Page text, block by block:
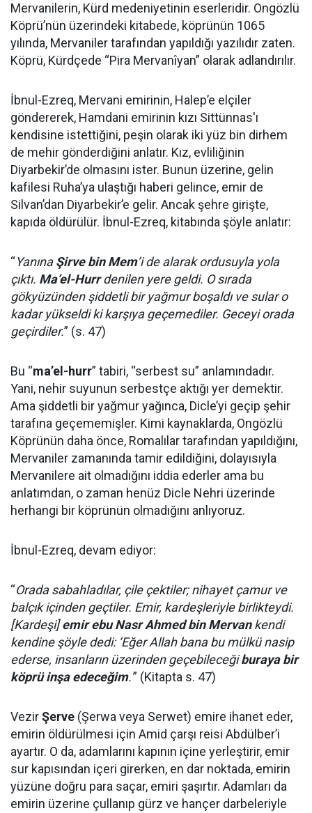
Mervanilerin, Kürd medeniyetinin eserleridir. Ongözlü
Köprü’nün üzerindeki kitabede, köprünün 1065
yılında, Mervaniler tarafından yapıldığı yazılıdır zaten.
Köprü, Kürdçede “Pira Mervanîyan” olarak adlandırılır.
İbnul-Ezreq, Mervani emirinin, Halep’e elçiler
göndererek, Hamdani emirinin kızı Sittünnas'ı
kendisine istettiğini, peşin olarak iki yüz bin dirhem
de mehir gönderdiğini anlatır. Kız, evliliğinin
Diyarbekir’de olmasını ister. Bunun üzerine, gelin
kafilesi Ruha’ya ulaştığı haberi gelince, emir de
Silvan’dan Diyarbekir’e gelir. Ancak şehre girişte,
kapıda öldürülür. İbnul-Ezreq, kitabında şöyle anlatır:
“YanınaŞirve bin Mem’i de alarak ordusuyla yola
çıktı. Ma’el-Hurrdenilen yere geldi. O sırada
gökyüzünden şiddetli bir yağmur boşaldı ve sular o
kadar yükseldi ki karşıya geçemediler. Geceyi orada
geçirdiler.” (s. 47)
Bu “ma’el-hurr” tabiri, “serbest su” anlamındadır.
Yani, nehir suyunun serbestçe aktığı yer demektir.
Ama şiddetli bir yağmur yağınca, Dicle’yi geçip şehir
tarafına geçememişler. Kimi kaynaklarda, Ongözlü
Köprünün daha önce, Romalılar tarafından yapıldığını,
Mervaniler zamanında tamir edildiğini, dolayısıyla
Mervanilere ait olmadığını iddia ederler ama bu
anlatımdan, o zaman henüz Dicle Nehri üzerinde
herhangi bir köprünün olmadığını anlıyoruz.
İbnul-Ezreq, devam ediyor:
“Orada sabahladılar, çile çektiler; nihayet çamur ve
balçık içinden geçtiler. Emir, kardeşleriyle birlikteydi.
[Kardeşi]emir ebu Nasr Ahmed bin Mervankendi
kendine şöyle dedi: ‘Eğer Allah bana bu mülkü nasip
ederse, insanların üzerinden geçebileceğiburaya bir
köprü inşa edeceğim.'” (Kitapta s. 47)
VezirŞerve (Şerwa veya Serwet) emire ihanet eder,
emirin öldürülmesi için Amid çarşı reisi Abdülber’i
ayartır. O da, adamlarını kapının içine yerleştirir, emir
sur kapısından içeri girerken, en dar noktada, emirin
yüzüne doğru para saçar, emiri şaşırtır. Adamları da
emirin üzerine çullanıp gürz ve hançer darbeleriyle